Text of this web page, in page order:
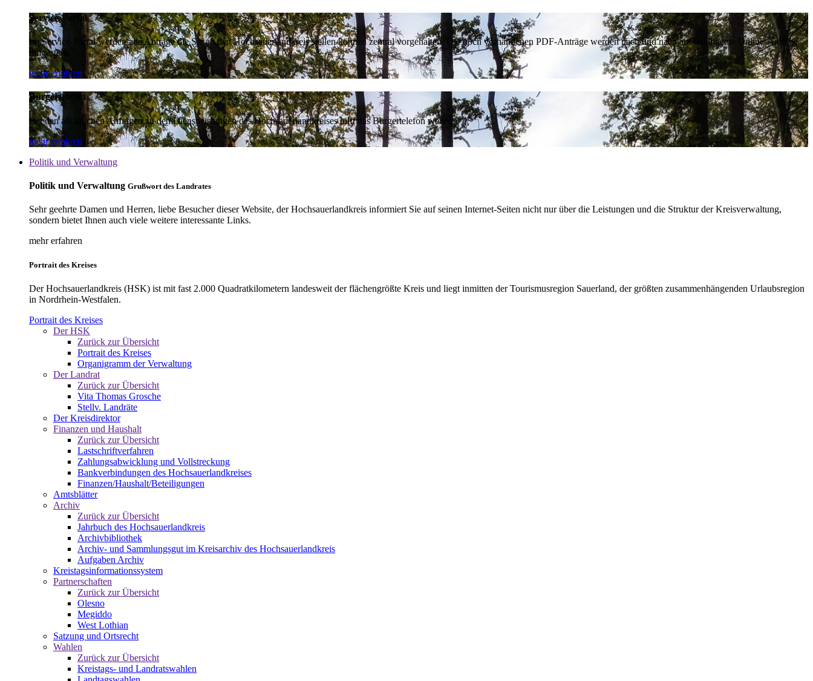
Service-Portal
Im Service-Portal werden alle Anträge die Sie an den Hochsauerlandkreis stellen können zentral vorgehalten. Die noch vorhandenen PDF-Anträge werden nach und nach auf intelligente Online-Anträge
umgestellt.
mehr erfahren
Bürgertelefon
Bei den alltäglichen Anfragen zu den Dienstleistungen des Hochsauerlandkreises hilft das Bürgertelefon weiter.
mehr erfahren
Politik und Verwaltung
Politik und Verwaltung Grußwort des Landrates
Sehr geehrte Damen und Herren, liebe Besucher dieser Website, der Hochsauerlandkreis informiert Sie auf seinen Internet-Seiten nicht nur über die Leistungen und die Struktur der Kreisverwaltung,
sondern bietet Ihnen auch viele weitere interessante Links.
mehr erfahren
Portrait des Kreises
Der Hochsauerlandkreis (HSK) ist mit fast 2.000 Quadratkilometern landesweit der flächengrößte Kreis und liegt inmitten der Tourismusregion Sauerland, der größten zusammenhängenden Urlaubsregion
in Nordrhein-Westfalen.
Portrait des Kreises
Der HSK
Zurück zur Übersicht
Portrait des Kreises
Organigramm der Verwaltung
Der Landrat
Zurück zur Übersicht
Vita Thomas Grosche
Stellv. Landräte
Der Kreisdirektor
Finanzen und Haushalt
Zurück zur Übersicht
Lastschriftverfahren
Zahlungsabwicklung und Vollstreckung
Bankverbindungen des Hochsauerlandkreises
Finanzen/Haushalt/Beteiligungen
Amtsblätter
Archiv
Zurück zur Übersicht
Jahrbuch des Hochsauerlandkreis
Archivbibliothek
Archiv- und Sammlungsgut im Kreisarchiv des Hochsauerlandkreis
Aufgaben Archiv
Kreistagsinformationssystem
Partnerschaften
Zurück zur Übersicht
Olesno
Megiddo
West Lothian
Satzung und Ortsrecht
Wahlen
Zurück zur Übersicht
Kreistags- und Landratswahlen